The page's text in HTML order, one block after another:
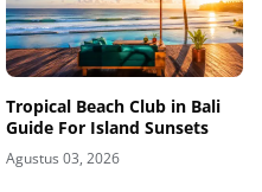
Tropical Beach Club in Bali
Guide For Island Sunsets
Agustus 03, 2026